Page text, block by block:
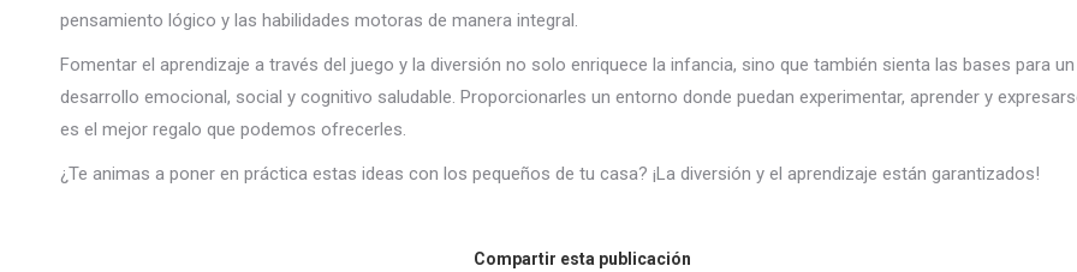
pensamiento lógico y las habilidades motoras de manera integral.
Fomentar el aprendizaje a través del juego y la diversión no solo enriquece la infancia, sino que también sienta las bases para un
desarrollo emocional, social y cognitivo saludable. Proporcionarles un entorno donde puedan experimentar, aprender y
es el mejor regalo que podemos ofrecerles.
¿Te animas a poner en práctica estas ideas con los pequeños de tu casa? ¡La diversión y el aprendizaje están garantizados!
Compartir esta publicación